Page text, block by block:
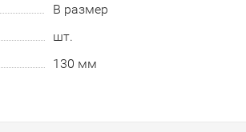
В размер
шт.
130 мм